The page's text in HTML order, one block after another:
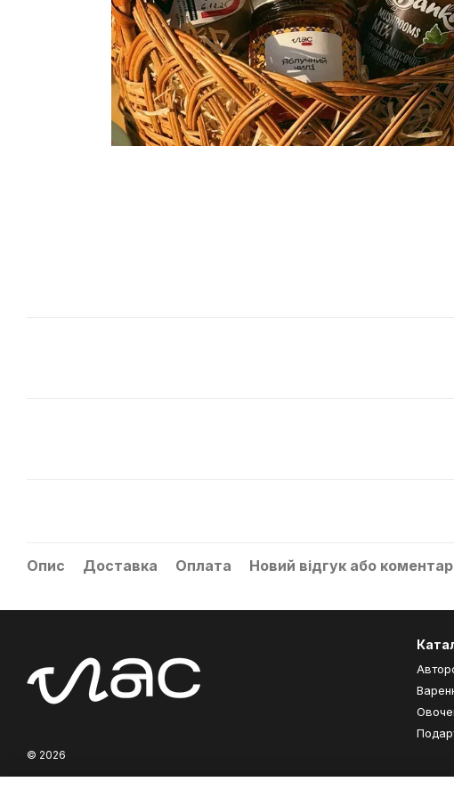
Опис Доставка Оплата Новий відгук або коментар
© 2026